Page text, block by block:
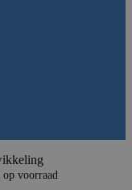
op voorraad